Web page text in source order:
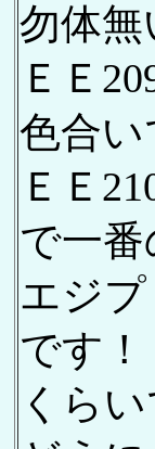
勿体無
ＥＥ
色合
ＥＥ
で一
エジ
です
くらい